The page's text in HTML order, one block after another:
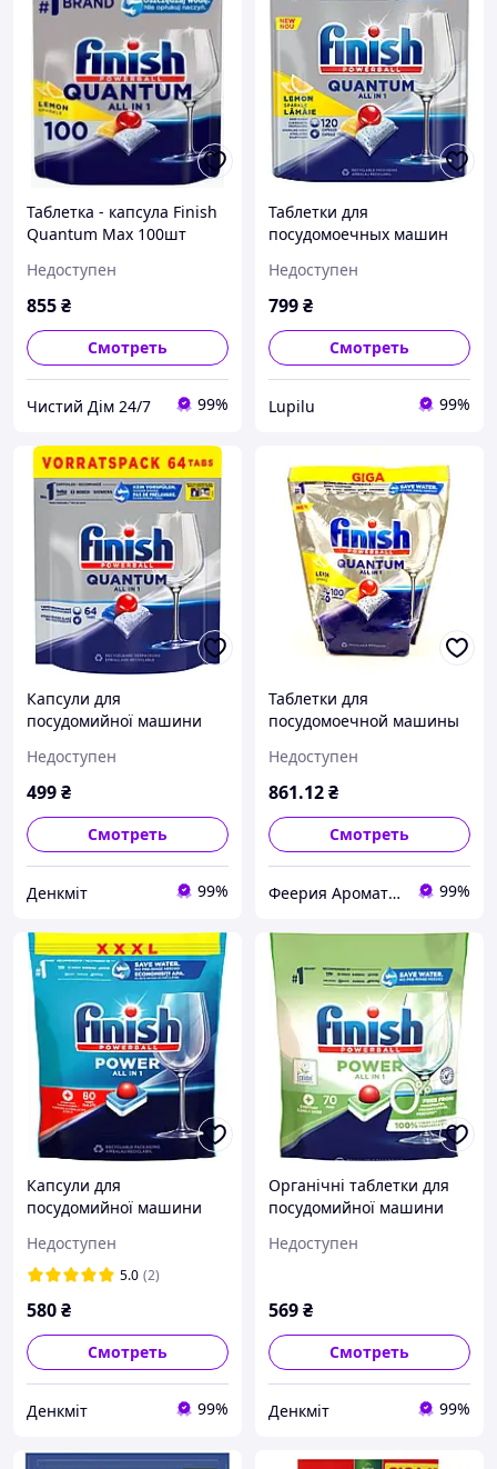
Таблетка - капсула Finish
Quantum Max 100шт
Недоступен
855₴
Смотреть
Чистий Дім 24/7 99%
Таблетки для
посудомоечных машин
120 таб.
Недоступен
799₴
Смотреть
Lupilu 99%
Капсули для
посудомийної машини
Quantum Max 64 шт
Недоступен
499₴
Смотреть
Денкміт 99%
Таблетки для
посудомоечной машины
Powerball Quantum All in
1 100 шт Польша
Недоступен
861.12₴
Смотреть
Феерия Ароматов 99%
Капсули для
посудомийної машини
Power - XXXL
Недоступен
5.0 (2)
580₴
Смотреть
Денкміт 99%
Органічні таблетки для
посудомийної машини
Недоступен
569₴
Смотреть
Денкміт 99%